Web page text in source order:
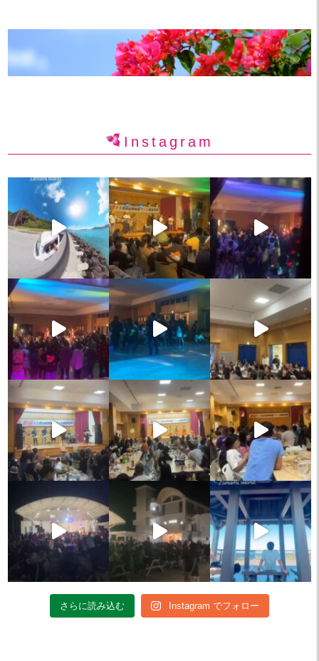
Instagram
さらに読み込む Instagram でフォロー